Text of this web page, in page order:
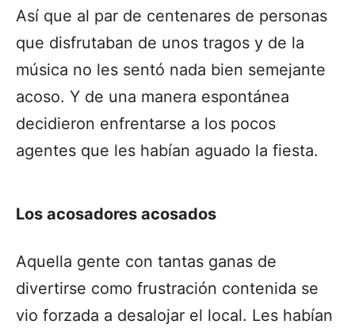
Así que al par de centenares de personas
que disfrutaban de unos tragos y de la
música no les sentó nada bien semejante
acoso. Y de una manera espontánea
decidieron enfrentarse a los pocos
agentes que les habían aguado la fiesta.
Los acosadores acosados
Aquella gente con tantas ganas de
divertirse como frustración contenida se
vio forzada a desalojar el local. Les habían